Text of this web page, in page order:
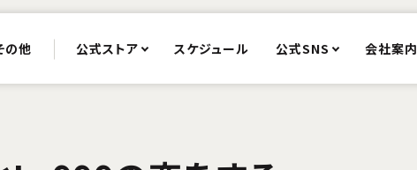
の他 公式ストア スケジュール 公式SNS 会社案内